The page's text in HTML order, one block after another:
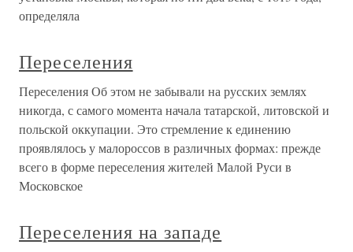
определяла
Переселения
Переселения Об этом не забывали на русских землях
никогда, с самого момента начала татарской, литовской и
польской оккупации. Это стремление к единению
проявлялось у малороссов в различных формах: прежде
всего в форме переселения жителей Малой Руси в
Московское
Переселения на западе